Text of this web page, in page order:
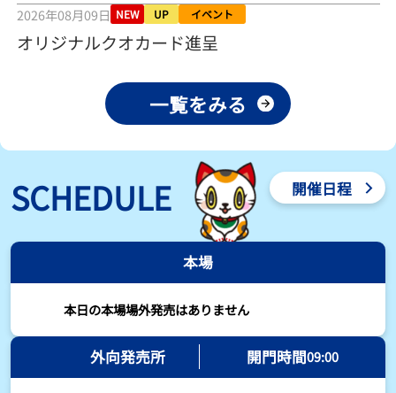
【とこなめボート】ういちの「好配招き猫」ルーキーシリーズ第15
戦～自分の収支状況も想定してこそ〝本物の予想〟！／ボートレー
ス
【ボートレース】荒木颯斗が地元唯一の優出！３号艇でデビュー初
Ｖ狙う「自分の好きな感じになっている」～とこなめルーキーＳ
【ボートレース】訓練中の大けが乗り越えデビューした宮崎心之介
が初Ｖ王手「１枠なら負けないと思います」～とこなめルーキーＳ
2026年08月03日
【常滑ボート・ルーキーＳ】津田陸翔はリング交換で気配一変「初
準優12Rはすごかった
2026年08月03日
2026年08月09日 NEW UP イベント
オリジナルクオカード進呈
一覧をみる
SCHEDULE 開催日程
本場
本日の本場場外発売はありません
外向発売所 開門時間09:00